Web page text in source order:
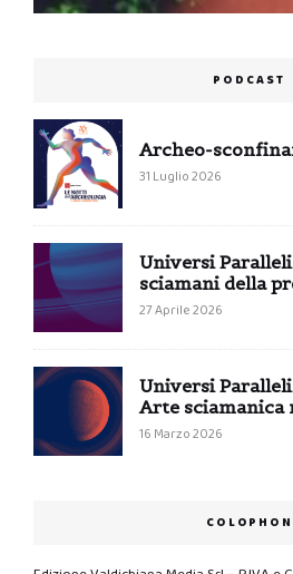
PODCAST
Archeo-
31 Luglio 2026
Universi
sciamani della
27 Aprile 2026
Universi
Arte sciamanica
16 Marzo 2026
COLOPHON